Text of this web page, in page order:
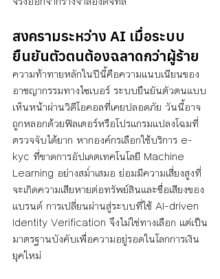
สงครามระหว่าง AI เมื่อระบบ
ยืนยันตัวตนต้องฉลาดกว่าผู้ร้าย
ความท้าทายหลักในปีนี้คือความแนบเนียนของ
อาชญากรรมทางไซเบอร์ ระบบยืนยันตัวตนแบบ
เห็นหน้าผ่านวิดีโอคอลที่เคยปลอดภัย วันนี้อาจ
ถูกหลอกด้วยฟิลเตอร์หรือโปรแกรมแปลงโฉมที่
ตรวจจับได้ยาก หากองค์กรเลือกใช้บริการ e-
kyc ที่ขาดการอัปเดตเทคโนโลยี Machine
Learning อย่างสม่ำเสมอ ย่อมมีความเสี่ยงสูงที่
จะเกิดความเสียหายต่อทรัพย์สินและชื่อเสียงของ
แบรนด์ การเปลี่ยนผ่านสู่ระบบที่ใช้ AI-driven
Identity Verification จึงไม่ใช่ทางเลือก แต่เป็น
มาตรฐานบังคับเพื่อความอยู่รอดในโลกการเงิน
ยุคใหม่